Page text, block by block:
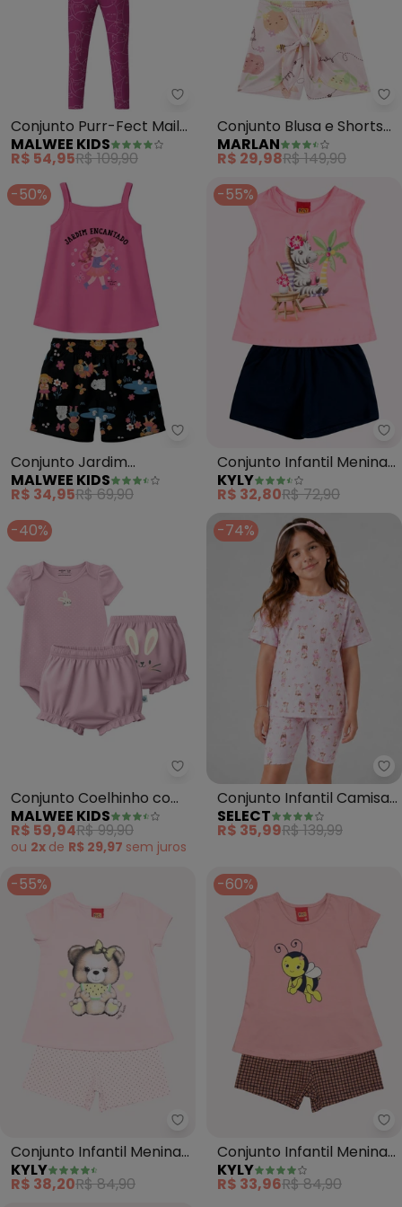
Malwee Kids - Conjunto Purr-
Conjunto Purr-Fect Mail
em Malha (Rosa Claro)
MALWEE KIDS
R$ 54,95R$ 109,90
Conjunto Blusa e Shorts
Salada de Frutas (Rosa)
MARLAN
R$ 29,98R$ 149,90
-50%
Malwee Kids - Conjunto Jardim
Conjunto Jardim
Encantado (Rosa Escuro)
MALWEE KIDS
R$ 34,95R$ 69,90
-55%
Conjunto Infantil Menina
Estampa (Rosa)
KYLY
R$ 32,80R$ 72,90
-40%
Malwee Kids - Conjunto
Conjunto Coelhinho com
Bordado (Rosa Claro)
MALWEE KIDS
R$ 59,94R$ 99,90
ou 2x de R$ 29,97 sem juros
-74%
Conjunto Infantil Camisa
com Ciclista (Rosa)
SELECT
R$ 35,99R$ 139,99
-55%
Kyly - Conjunto Infantil Menina
Conjunto Infantil Menina
Ursinho (Rosa)
KYLY
R$ 38,20R$ 84,90
-60%
Conjunto Infantil Menina
Abelha (Rosa)
KYLY
R$ 33,96R$ 84,90